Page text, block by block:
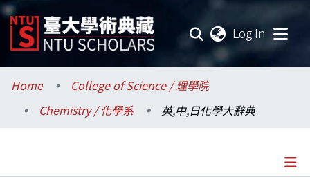
Log In
Communities & Collections
Research Outputs
Home
College of Science / 理學院
Chemistry / 化學系
英,中,日化學大辭典